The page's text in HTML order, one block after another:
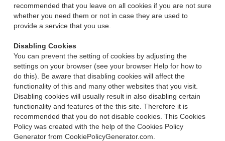
recommended that you leave on all cookies if you are not sure
whether you need them or not in case they are used to
provide a service that you use.
Disabling Cookies
You can prevent the setting of cookies by adjusting the
settings on your browser (see your browser Help for how to
do this). Be aware that disabling cookies will affect the
functionality of this and many other websites that you visit.
Disabling cookies will usually result in also disabling certain
functionality and features of the this site. Therefore it is
recommended that you do not disable cookies. This Cookies
Policy was created with the help of the Cookies Policy
Generator from CookiePolicyGenerator.com.